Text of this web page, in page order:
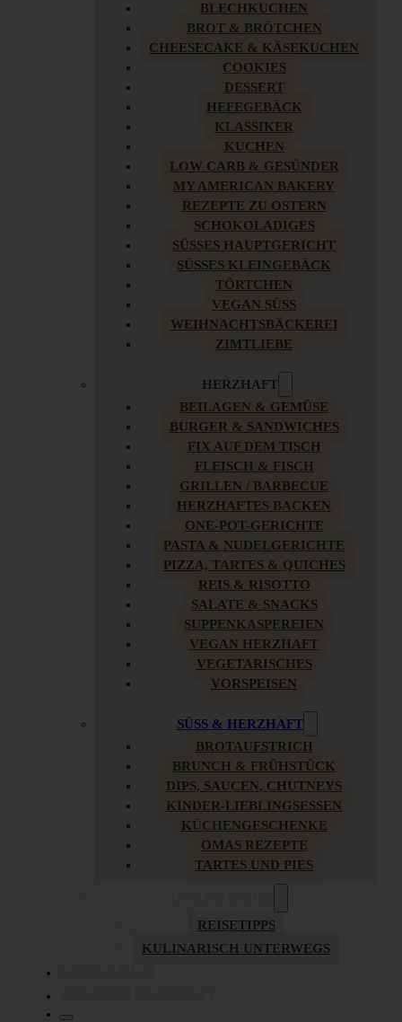
BLECHKUCHEN
BROT & BRÖTCHEN
CHEESECAKE & KÄSEKUCHEN
COOKIES
DESSERT
HEFEGEBÄCK
KLASSIKER
KUCHEN
LOW CARB & GESÜNDER
MY AMERICAN BAKERY
REZEPTE ZU OSTERN
SCHOKOLADIGES
SÜSSES HAUPTGERICHT
SÜSSES KLEINGEBÄCK
TÖRTCHEN
VEGAN SÜSS
WEIHNACHTSBÄCKEREI
ZIMTLIEBE
HERZHAFT
BEILAGEN & GEMÜSE
BURGER & SANDWICHES
FIX AUF DEM TISCH
FLEISCH & FISCH
GRILLEN / BARBECUE
HERZHAFTES BACKEN
ONE-POT-GERICHTE
PASTA & NUDELGERICHTE
PIZZA, TARTES & QUICHES
REIS & RISOTTO
SALATE & SNACKS
SUPPENKASPEREIEN
VEGAN HERZHAFT
VEGETARISCHES
VORSPEISEN
SÜSS & HERZHAFT
BROTAUFSTRICH
BRUNCH & FRÜHSTÜCK
DIPS, SAUCEN, CHUTNEYS
KINDER-LIEBLINGSESSEN
KÜCHENGESCHENKE
OMAS REZEPTE
TARTES UND PIES
REISETIPPS
KULINARISCH UNTERWEGS